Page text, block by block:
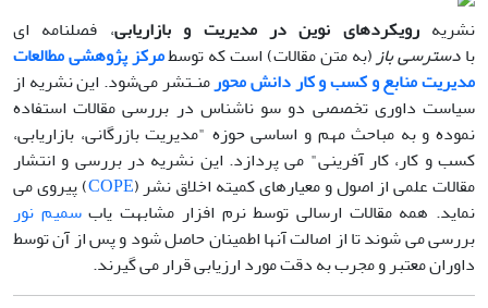
نشریه رویکردهای نوین در مدیریت و بازاریابی، فصلنامه ای
بادسترسی باز(به متن مقالات) است که توسطمرکز پژوهشی مطالعات
مدیریت منابع و کسب و کار دانش محورمنـتشر می‌شود. این نشریه از
سیاست داوری تخصصی دو سو ناشناس در بررسی مقالات استفاده
نموده و به مباحث مهم و اساسی حوزه "مدیریت بازرگانی، بازاریابی،
کسب و کار، کار آفرینی" می پردازد. این نشریه در بررسی و انتشار
مقالات علمی از اصول و معیارهای کمیته اخلاق نشر (COPE) پیروی می
نماید. همه مقالات ارسالی توسط نرم افزار مشابهت یابسمیم نور
بررسی می شوند تا از اصالت آنها اطمینان حاصل شود و پس از آن توسط
داوران معتبر و مجرب به دقت مورد ارزیابی قرار می گیرند.